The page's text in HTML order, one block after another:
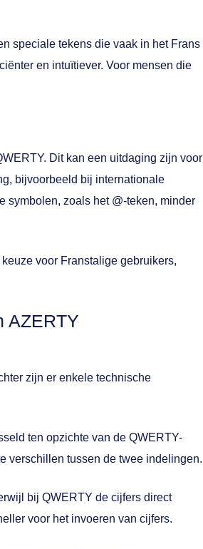
speciale tekens die vaak in het Frans
en intuïtiever. Voor mensen die
Dit kan een uitdaging zijn voor
bijvoorbeeld bij internationale
symbolen, zoals het @-teken, minder
voor Franstalige gebruikers,
AZERTY
zijn er enkele technische
ten opzichte van de QWERTY-
verschillen tussen de twee indelingen.
bij QWERTY de cijfers direct
voor het invoeren van cijfers.